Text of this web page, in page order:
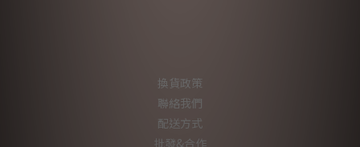
換貨政策
聯絡我們
配送方式
批發&合作